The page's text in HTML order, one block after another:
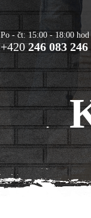
Po - čt: 15:00 - 18:00 hod
+420246 083 246